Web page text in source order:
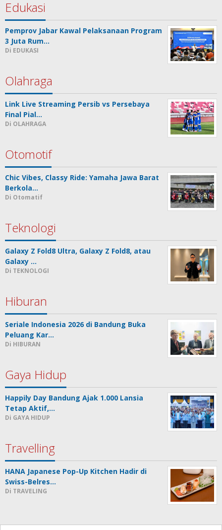
Edukasi
Pemprov Jabar Kawal Pelaksanaan Program
3 Juta Rum…
Di EDUKASI
Olahraga
Link Live Streaming Persib vs Persebaya
Final Pial…
Di OLAHRAGA
Otomotif
Chic Vibes, Classy Ride: Yamaha Jawa Barat
Berkola…
Di Otomatif
Teknologi
Galaxy Z Fold8 Ultra, Galaxy Z Fold8, atau
Galaxy …
Di TEKNOLOGI
Hiburan
Seriale Indonesia 2026 di Bandung Buka
Peluang Kar…
Di HIBURAN
Gaya Hidup
Happily Day Bandung Ajak 1.000 Lansia
Tetap Aktif,…
Di GAYA HIDUP
Travelling
HANA Japanese Pop-Up Kitchen Hadir di
Swiss-Belres…
Di TRAVELING